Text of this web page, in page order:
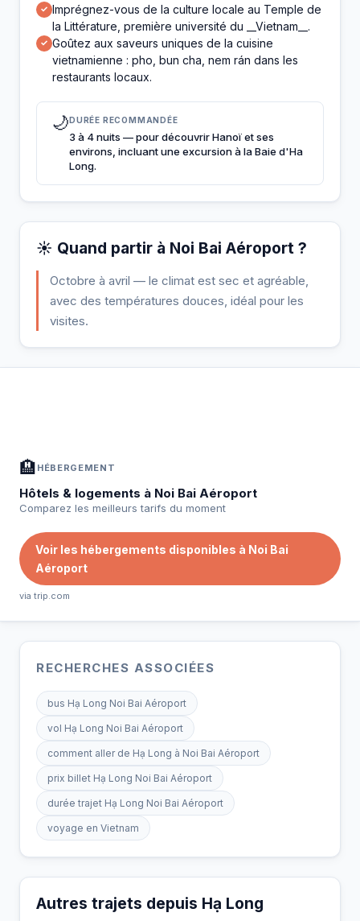
✓ Imprégnez-vous de la culture locale au Temple de
la Littérature, première université du __Vietnam__.
✓ Goûtez aux saveurs uniques de la cuisine
vietnamienne : pho, bun cha, nem rán dans les
restaurants locaux.
🌙DURÉE RECOMMANDÉE
3 à 4 nuits — pour découvrir Hanoï et ses
environs, incluant une excursion à la Baie d'Ha
Long.
☀️ Quand partir à Noi Bai Aéroport ?
Octobre à avril — le climat est sec et agréable,
avec des températures douces, idéal pour les
visites.
🏨 HÉBERGEMENT
Hôtels & logements à Noi Bai Aéroport
Comparez les meilleurs tarifs du moment
Voir les hébergements disponibles à Noi Bai
Aéroport
via trip.com
RECHERCHES ASSOCIÉES
bus Hạ Long Noi Bai Aéroport
vol Hạ Long Noi Bai Aéroport
comment aller de Hạ Long à Noi Bai Aéroport
prix billet Hạ Long Noi Bai Aéroport
durée trajet Hạ Long Noi Bai Aéroport
voyage en Vietnam
Autres trajets depuis Hạ Long